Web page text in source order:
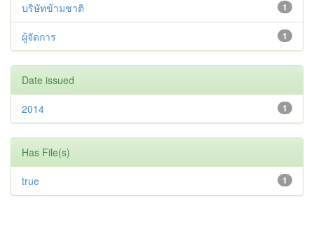
1
บริษัทข้ามชาติ
1
ผู้จัดการ
Date issued
1
2014
Has File(s)
1
true